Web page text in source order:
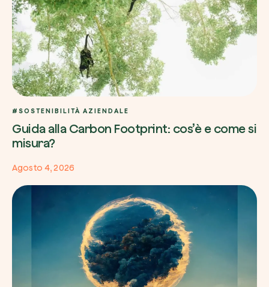
#SOSTENIBILITÀ AZIENDALE
Guida alla Carbon Footprint: cos’è e come si
misura?
Agosto 4, 2026